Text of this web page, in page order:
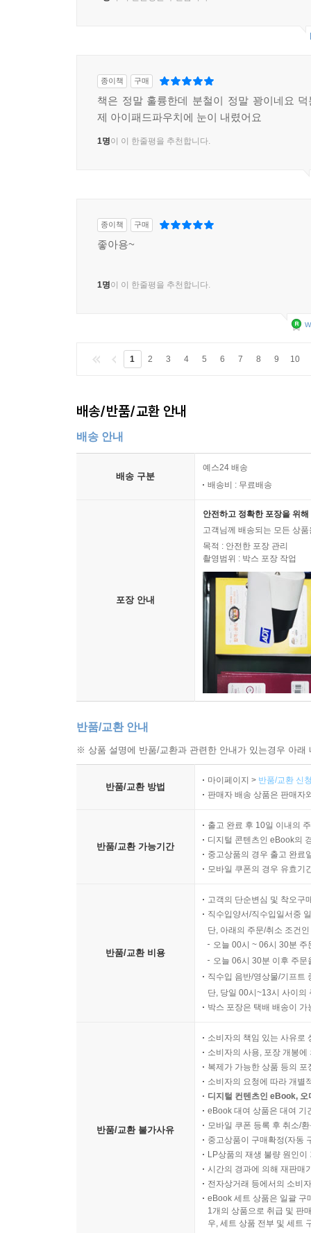
종이책 구매
책은 정말 훌륭한데 분철이 정말 꽝이네요
제 아이패드파우치에 눈이 내렸어요
1명이 이 한줄평을 추천합니다.
종이책 구매
좋아용~
1명이 이 한줄평을 추천합니다.
1 2 3 4 5 6 7 8 9 10
배송/반품/교환 안내
배송 안내
배송 구분
예스24 배송
배송비 : 무료배송
포장 안내
안전하고 정확한 포장을 위
고객님께 배송되는 모든 상
목적 : 안전한 포장 관리
촬영범위 : 박스 포장 작업
반품/교환 안내
※ 상품 설명에 반품/교환과 관련한 안내가 있는경우 아
반품/교환 방법
마이페이지 > 반품/교환 신
판매자 배송 상품은 판매자
반품/교환 가능기간
출고 완료 후 10일 이내의
디지털 콘텐츠인 eBook의
중고상품의 경우 출고 완료
모바일 쿠폰의 경우 유효기
반품/교환 비용
고객의 단순변심 및 착오구
직수입양서/직수입일서중
단, 아래의 주문/취소 조건
오늘 00시 ~ 06시 30분
오늘 06시 30분 이후 주
직수입 음반/영상물/기프트
단, 당일 00시~13시 사이의
박스 포장은 택배 배송이
반품/교환 불가사유
소비자의 책임 있는 사유로
소비자의 사용, 포장 개봉
복제가 가능한 상품 등의
소비자의 요청에 따라 개별
디지털 컨텐츠인 eBook,
eBook 대여 상품은 대여 기
모바일 쿠폰 등록 후 취소/
중고상품이 구매확정(자동
LP상품의 재생 불량 원인
시간의 경과에 의해 재판매
전자상거래 등에서의 소비
eBook 세트 상품은 일괄 구
1개의 상품으로 취급 및 판
우, 세트 상품 전부 및 세트